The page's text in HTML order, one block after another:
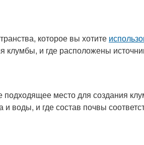
которое вы хотите
клумбы, и где расположены
подходящее место для создания
и воды, и где состав почвы